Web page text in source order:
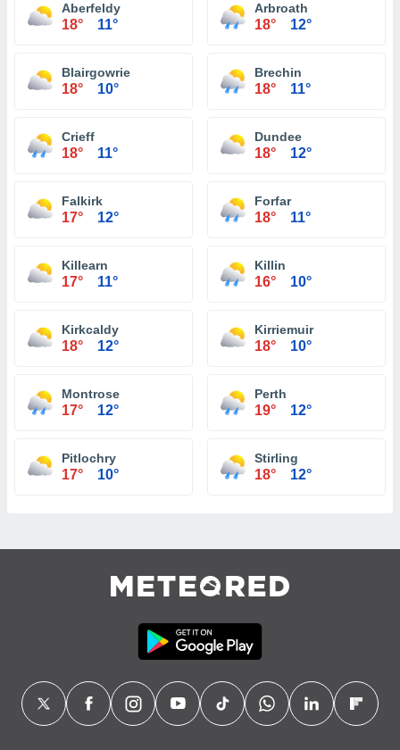
Aberfeldy
18° 11°
Arbroath
18° 12°
Blairgowrie
18° 10°
Brechin
18° 11°
Crieff
18° 11°
Dundee
18° 12°
Falkirk
17° 12°
Forfar
18° 11°
Killearn
17° 11°
Killin
16° 10°
Kirkcaldy
18° 12°
Kirriemuir
18° 10°
Montrose
17° 12°
Perth
19° 12°
Pitlochry
17° 10°
Stirling
18° 12°